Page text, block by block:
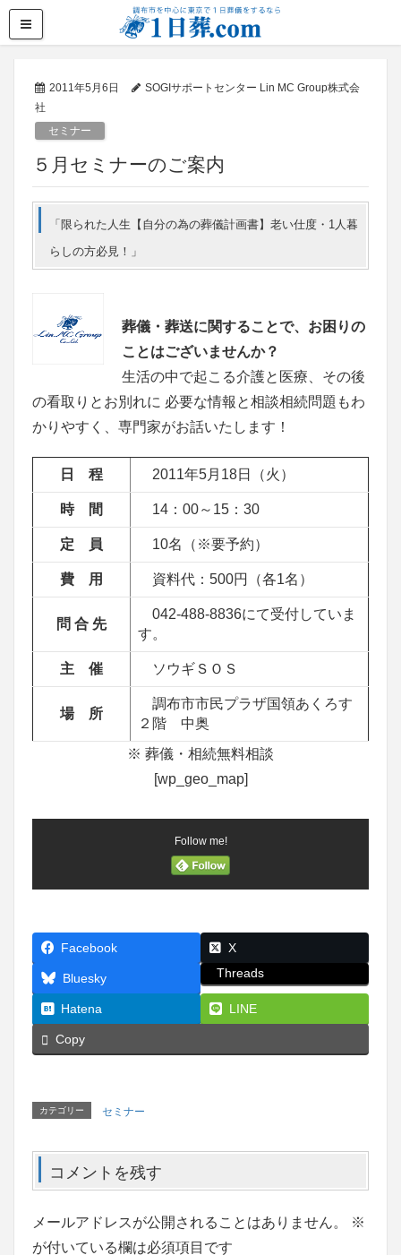
2011年5月6日
SOGIサポートセンター Lin MC Group株式会
社
セミナー
５月セミナーのご案内
「限られた人生【自分の為の葬儀計画書】老い仕度・1人暮
らしの方必見！」
葬儀・葬送に関することで、お困りの
ことはございませんか？
生活の中で起こる介護と医療、その後
の看取りとお別れに 必要な情報と相談相続問題もわ
かりやすく、専門家がお話いたします！
日 程 2011年5月18日（火）
時 間 14：00～15：30
定 員 10名（※要予約）
費 用 資料代：500円（各1名）
問 合 先
042-488-8836にて受付していま
す。
主 催 ソウギＳＯＳ
場 所
調布市市民プラザ国領あくろす
２階 中奥
※ 葬儀・相続無料相談
[wp_geo_map]
Follow me!
Facebook X
Bluesky Threads
Hatena LINE
Copy
カテゴリー セミナー
コメントを残す
メールアドレスが公開されることはありません。
※
が付いている欄は必須項目です